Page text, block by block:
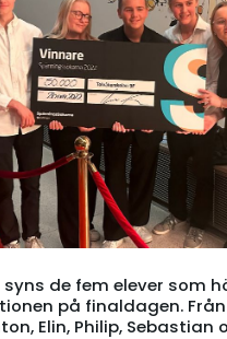
syns de fem elever som
på finaldagen.
Elin, Philip, Sebastian